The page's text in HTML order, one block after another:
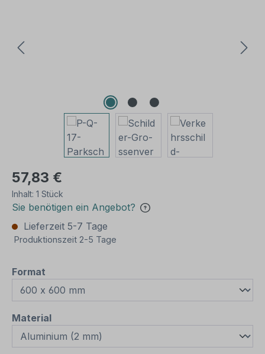
57,83 €
Inhalt: 1 Stück
Sie benötigen ein Angebot?
Lieferzeit 5-7 Tage
Produktionszeit 2-5 Tage
Format
Materialauswählen